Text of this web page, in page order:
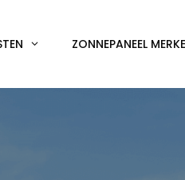
ZONNEPANEEL